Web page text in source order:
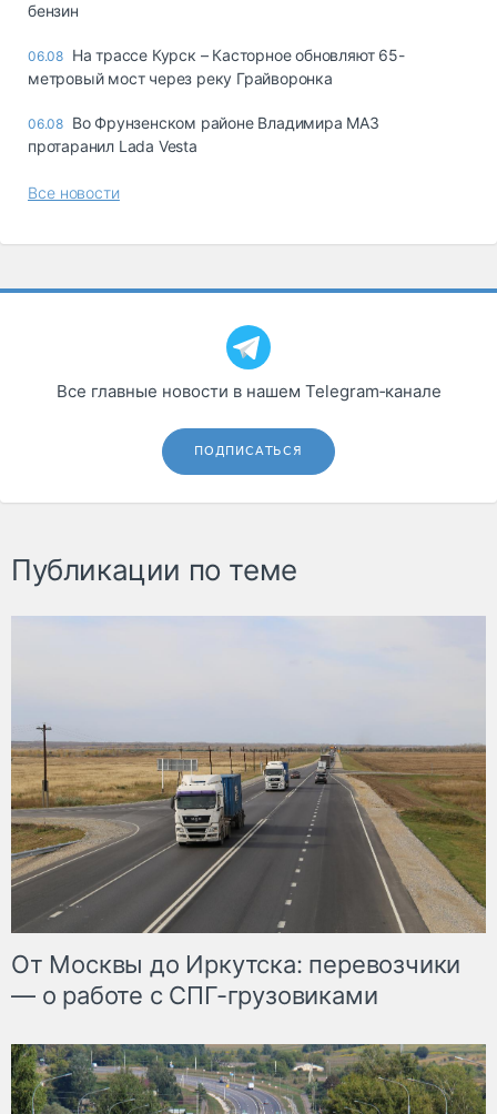
бензин
06.08 На трассе Курск – Касторное обновляют 65-
метровый мост через реку Грайворонка
06.08 Во Фрунзенском районе Владимира МАЗ
протаранил Lada Vesta
Все новости
Все главные новости в нашем Telegram‑канале
ПОДПИСАТЬСЯ
Публикации по теме
От Москвы до Иркутска: перевозчики
— о работе с СПГ-грузовиками